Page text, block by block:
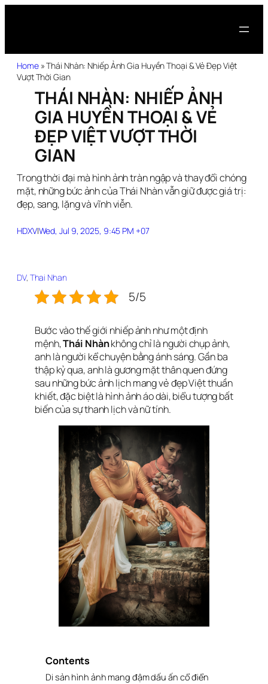
Home»Thái Nhàn: Nhiếp Ảnh Gia Huyền Thoại & Vẻ Đẹp Việt
Vượt Thời Gian
THÁI NHÀN: NHIẾP ẢNH
GIA HUYỀN THOẠI & VẺ
ĐẸP VIỆT VƯỢT THỜI
GIAN
Trong thời đại mà hình ảnh tràn ngập và thay đổi chóng
mặt, những bức ảnh của Thái Nhàn vẫn giữ được giá trị:
đẹp, sang, lặng và vĩnh viễn.
HDXV|Wed, Jul 9, 2025, 9:45 PM +07
DV, Thai Nhan
5/5
Bước vào thế giới nhiếp ảnh như một định
mệnh,Thái Nhànkhông chỉ là người chụp ảnh,
anh là người kể chuyện bằng ánh sáng. Gần ba
thập kỷ qua, anh là gương mặt thân quen đứng
sau những bức ảnh lịch mang vẻ đẹp Việt thuần
khiết, đặc biệt là hình ảnh áo dài, biểu tượng bất
biến của sự thanh lịch và nữ tính.
Contents
Di sản hình ảnh mang đậm dấu ấn cổ điển